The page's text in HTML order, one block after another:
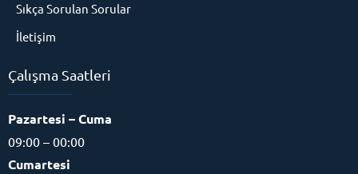
Sıkça Sorulan Sorular
İletişim
Çalışma Saatleri
Pazartesi – Cuma
09:00 – 00:00
Cumartesi